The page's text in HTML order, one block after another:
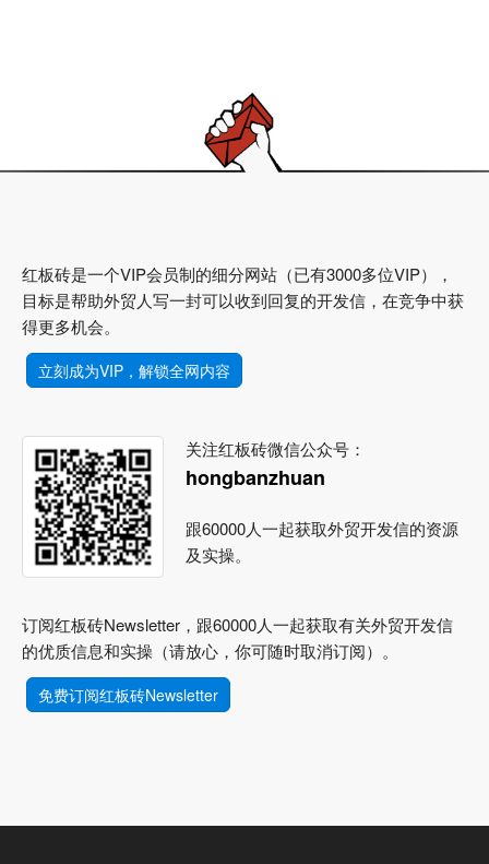
红板砖是一个VIP会员制的细分网站（已有3000多位VIP），
目标是帮助外贸人写一封可以收到回复的开发信，在竞争中获
得更多机会。
立刻成为VIP，解锁全网内容
关注红板砖微信公众号：
hongbanzhuan
跟60000人一起获取外贸开发信的资源
及实操。
订阅红板砖Newsletter，跟60000人一起获取有关外贸开发信
的优质信息和实操（请放心，你可随时取消订阅）。
免费订阅红板砖Newsletter